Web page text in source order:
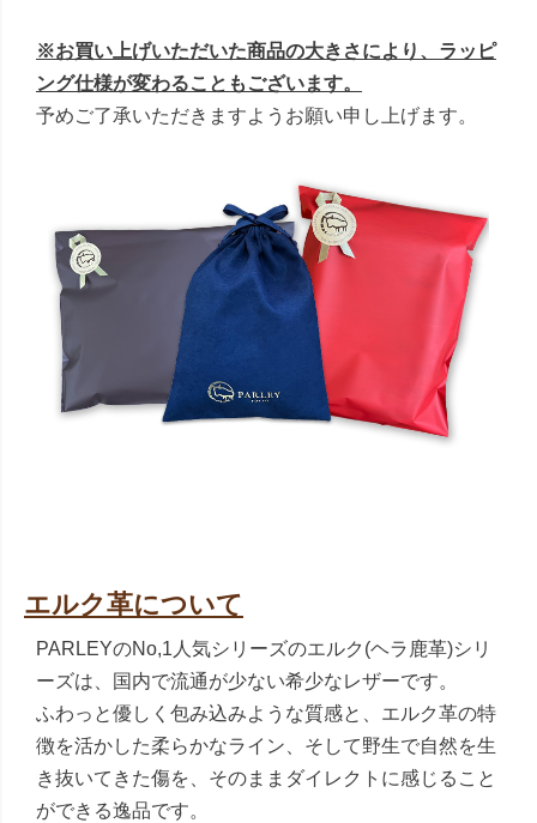
※お買い上げいただいた商品の大きさにより、ラッピ
ング仕様が変わることもございます。
予めご了承いただきますようお願い申し上げます。
エルク革について
PARLEYのNo,1人気シリーズのエルク(ヘラ鹿革)シリ
ーズは、国内で流通が少ない希少なレザーです。
ふわっと優しく包み込みような質感と、エルク革の特
徴を活かした柔らかなライン、そして野生で自然を生
き抜いてきた傷を、そのままダイレクトに感じること
ができる逸品です。